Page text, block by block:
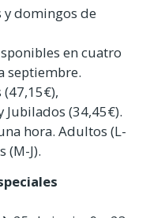
y domingos de
en cuatro
septiembre.
Jubilados (34,45€).
hora. Adultos (L-
(M-J).